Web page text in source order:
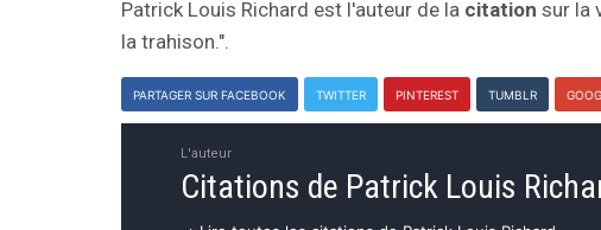
Patrick Louis Richard est l'auteur de la citation sur la
la trahison.".
PARTAGER SUR FACEBOOK TWITTER PINTEREST TUMBLR
L'auteur
Citations de Patrick Louis